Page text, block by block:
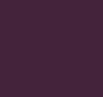
Jóga, meditace